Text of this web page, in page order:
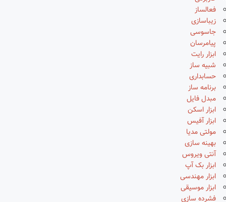
فعالساز
زیباسازی
جاسوسی
پیامرسان
ابزار رایت
شبیه ساز
حسابداری
برنامه ساز
مبدل فایل
ابزار اسکن
ابزار آفیس
مولتی مدیا
بهینه سازی
آنتی ویروس
ابزار بک آپ
ابزار مهندسی
ابزار موسیقی
فشرده سازی